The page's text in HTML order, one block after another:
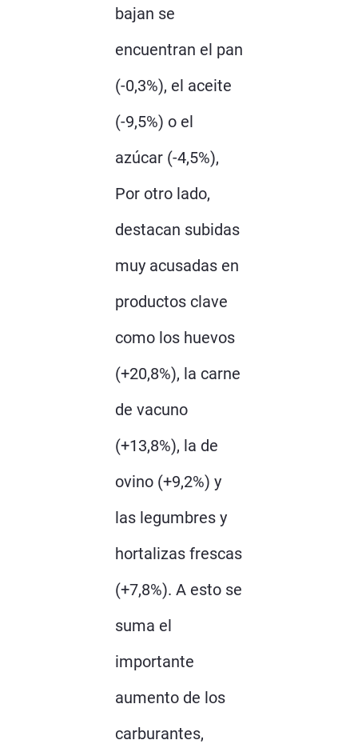
bajan se
encuentran el pan
(-0,3%), el aceite
(-9,5%) o el
azúcar (-4,5%),
Por otro lado,
destacan subidas
muy acusadas en
productos clave
como los huevos
(+20,8%), la carne
de vacuno
(+13,8%), la de
ovino (+9,2%) y
las legumbres y
hortalizas frescas
(+7,8%). A esto se
suma el
importante
aumento de los
carburantes,